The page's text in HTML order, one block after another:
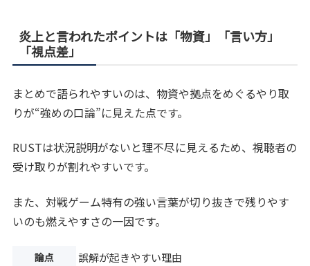
炎上と言われたポイントは「物資」「言い方」
「視点差」
まとめで語られやすいのは、物資や拠点をめぐるやり取
りが“強めの口論”に見えた点です。
RUSTは状況説明がないと理不尽に見えるため、視聴者の
受け取りが割れやすいです。
また、対戦ゲーム特有の強い言葉が切り抜きで残りやす
いのも燃えやすさの一因です。
論点 誤解が起きやすい理由